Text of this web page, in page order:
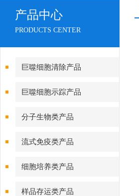
产品中心
PRODUCTS CENTER
巨噬细胞清除产品
巨噬细胞示踪产品
分子生物类产品
流式免疫类产品
细胞培养类产品
样品存运类产品